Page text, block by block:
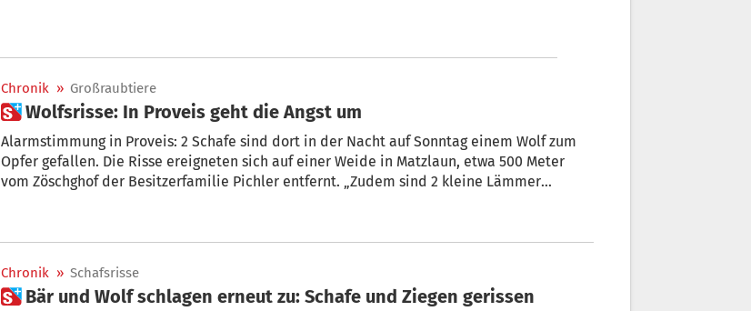
Chronik » Großraubtiere
 Wolfsrisse: In Proveis geht die Angst um
Alarmstimmung in Proveis: 2 Schafe sind dort in der Nacht auf Sonntag einem Wolf zum
Opfer gefallen. Die Risse ereigneten sich auf einer Weide in Matzlaun, etwa 500 Meter
vom Zöschghof der Besitzerfamilie Pichler entfernt. „Zudem sind 2 kleine Lämmer
Chronik » Schafsrisse
 Bär und Wolf schlagen erneut zu: Schafe und Ziegen gerissen